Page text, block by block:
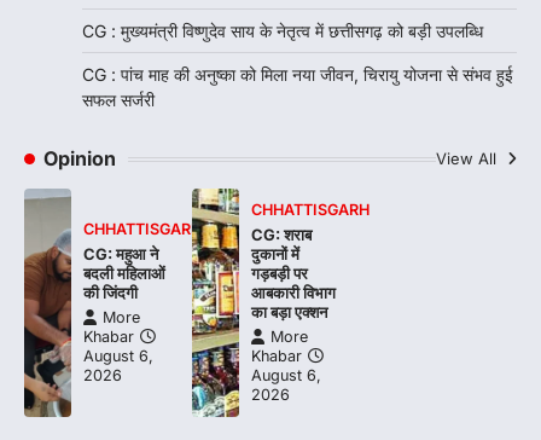
CG : मुख्यमंत्री विष्णुदेव साय के नेतृत्व में छत्तीसगढ़ को बड़ी उपलब्धि
CG : पांच माह की अनुष्का को मिला नया जीवन, चिरायु योजना से संभव हुई
सफल सर्जरी
Opinion View All
CHHATTISGARH
CG: महुआ ने
बदली महिलाओं
की जिंदगी
More
Khabar
August 6,
2026
CHHATTISGARH
CG: शराब
दुकानों में
गड़बड़ी पर
आबकारी विभाग
का बड़ा एक्शन
More
Khabar
August 6,
2026